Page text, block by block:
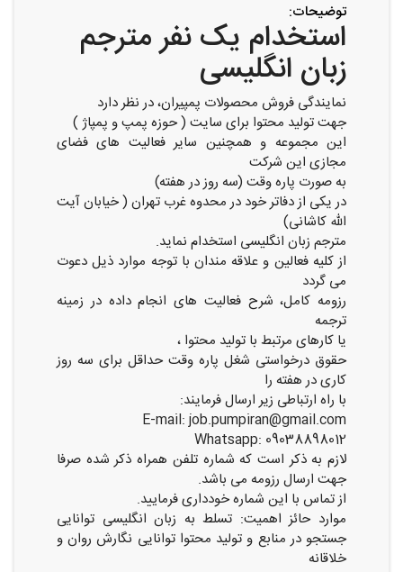
توضیحات:
استخدام یک نفر مترجم
زبان انگلیسی
نمایندگی فروش محصولات پمپیران، در نظر دارد
جهت تولید محتوا برای سایت ( حوزه پمپ و پمپاژ )
این مجموعه و همچنین سایر فعالیت های فضای
مجازی این شرکت
به صورت پاره وقت (سه روز در هفته)
در یکی از دفاتر خود در محدوه غرب تهران ( خیابان آیت
الله کاشانی)
مترجم زبان انگلیسی استخدام نماید.
از کلیه فعالین و علاقه مندان با توجه موارد ذیل دعوت
می گردد
رزومه کامل، شرح فعالیت های انجام داده در زمینه
ترجمه
یا کارهای مرتبط با تولید محتوا ،
حقوق درخواستی شغل پاره وقت حداقل برای سه روز
کاری در هفته را
با راه ارتباطی زیر ارسال فرمایند:
E-mail: job.pumpiran@gmail.com
Whatsapp: 09038898012
لازم به ذکر است که شماره تلفن همراه ذکر شده صرفا
جهت ارسال رزومه می باشد.
از تماس با این شماره خودداری فرمایید.
موارد حائز اهمیت: تسلط به زبان انگلیسی توانایی
جستجو در منابع و تولید محتوا توانایی نگارش روان و
خلاقانه